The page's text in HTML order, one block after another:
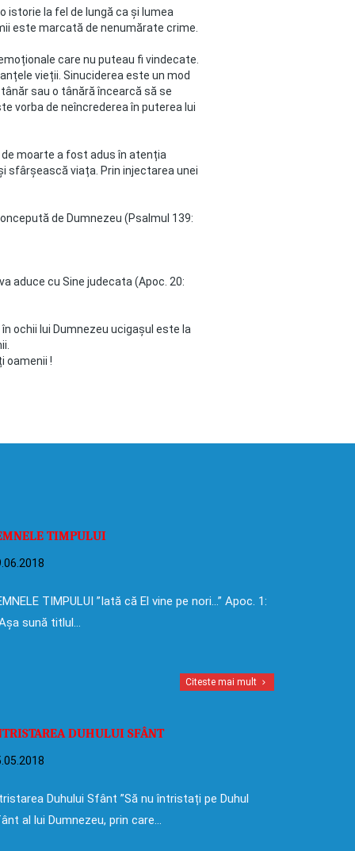
istorie la fel de lungă ca și lumea
este marcată de nenumărate crime.
care nu puteau fi vindecate.
vieții. Sinuciderea este un mod
sau o tânără încearcă să se
vorba de neîncrederea în puterea lui
moarte a fost adus în atenția
sfârșească viața. Prin injectarea unei
de Dumnezeu (Psalmul 139:
aduce cu Sine judecata (Apoc. 20:
ochii lui Dumnezeu ucigașul este la
oamenii !
TIMPULUI
TIMPULUI ”Iată că El vine pe nori…” Apoc. 1:
sună titlul…
Citeste mai mult
DUHULUI SFÂNT
Duhului Sfânt ”Să nu întristați pe Duhul
al lui Dumnezeu, prin care…